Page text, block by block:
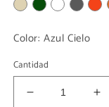
Color:Azul Cielo
Cantidad
Reducir